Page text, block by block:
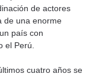
de actores
de una enorme
país con
el Perú.
cuatro años se